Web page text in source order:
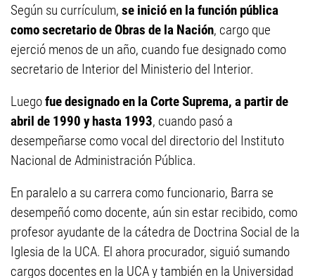
Según su currículum, se inició en la función pública
como secretario de Obras de la Nación, cargo que
ejerció menos de un año, cuando fue designado como
secretario de Interior del Ministerio del Interior.
Luegofue designado en la Corte Suprema, a partir de
abril de 1990 y hasta 1993, cuando pasó a
desempeñarse como vocal del directorio del Instituto
Nacional de Administración Pública.
En paralelo a su carrera como funcionario, Barra se
desempeñó como docente, aún sin estar recibido, como
profesor ayudante de la cátedra de Doctrina Social de la
Iglesia de la UCA. El ahora procurador, siguió sumando
cargos docentes en la UCA y también en la Universidad